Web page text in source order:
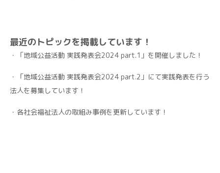
最近のトピックを掲載しています！
・「地域公益活動 実践発表会2024 part.1」を開催しました！
・「地域公益活動 実践発表会2024 part.2」にて実践発表を行う
法人を募集しています！
・各社会福祉法人の取組み事例を更新しています！